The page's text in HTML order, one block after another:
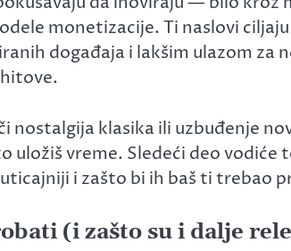
monetizacije. Ti naslovi
događaja i lakšim ulazom za
nostalgija klasika ili uzbuđenje
uložiš vreme. Sledeći deo
i zašto bi ih baš ti trebao
(i zašto su i dalje